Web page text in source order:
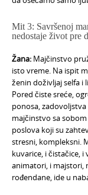
Mit 3: Savršenoj
nedostaje život pre
Žana: Majčinstvo
isto vreme. Na ispit
ženin doživljaj selfa i
Pored čiste sreće,
ponosa,
majčinstvo sa
poslova koji su
stresni, kompleksni.
kuvarice, i čistačice, i
animatori, i majstori,
rođendane, ide u